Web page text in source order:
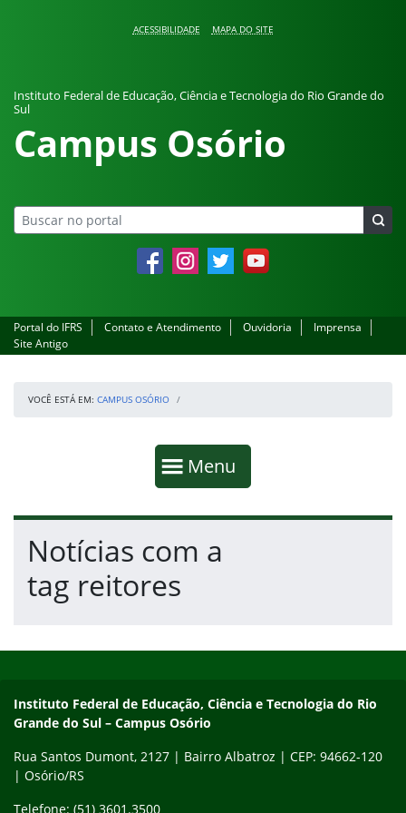
ACESSIBILIDADE MAPA DO SITE
Instituto Federal de Educação, Ciência e Tecnologia do Rio Grande do
Sul
Campus Osório
FacebookInstagramTwitter YouTube
Portal do IFRS Contato e Atendimento Ouvidoria
Imprensa
Site Antigo
VOCÊ ESTÁ EM: CAMPUS OSÓRIO
Mostrar
Menu
Fim da navegação
Início do conteúdo
Notícias com a
tag reitores
Instituto Federal de Educação, Ciência e Tecnologia do Rio
Instituto Federal de Educação, Ciência e Tecnologia do Rio
Grande do Sul – Campus Osório
Rua Santos Dumont, 2127 | Bairro Albatroz | CEP: 94662-120
| Osório/RS
Telefone: (51) 3601.3500